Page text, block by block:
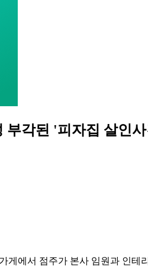
부각된 '피자집 살인
게에서 점주가 본사 임원과 인